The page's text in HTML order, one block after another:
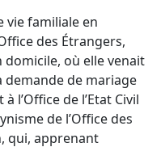
vie familiale en
des Étrangers,
domicile, où elle venait
demande de mariage
l’Office de l’Etat Civil
de l’Office des
qui, apprenant